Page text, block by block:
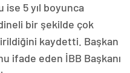
ise 5 yıl boyunca
bir şekilde çok
kaydetti. Başkan
ifade eden İBB Başkanı